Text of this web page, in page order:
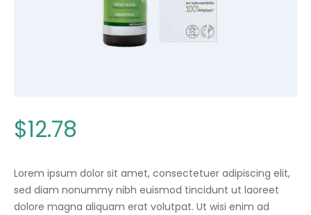
$12.78
Lorem ipsum dolor sit amet, consectetuer adipiscing elit,
sed diam nonummy nibh euismod tincidunt ut laoreet
dolore magna aliquam erat volutpat. Ut wisi enim ad